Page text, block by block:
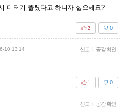
미터기 뚫렸다고 하니까 싫으세요?
0
2
10 13:14 신고 | 공감 확인
0
1
신고 | 공감 확인